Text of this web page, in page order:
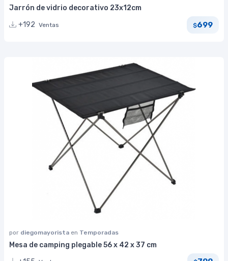
Jarrón de vidrio decorativo 23x12cm
+192 Ventas $699
por diegomayorista en Temporadas
Mesa de camping plegable 56 x 42 x 37 cm